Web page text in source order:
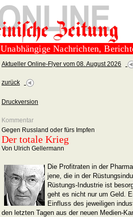
Unabhängige Nachrichten,
Aktueller Online-Flyer vom 08. August 2026
zurück
Druckversion
Kommentar
Gegen Russland oder fürs Impfen
Der totale Krieg
Von Ulrich Gellermann
Die Profitraten in der
jene, die in der
Rüstungs-Industrie ist
geht es nicht nur um Geld.
Einfluss des jeweiligen
den letzten Tagen aus der neuen Medien-